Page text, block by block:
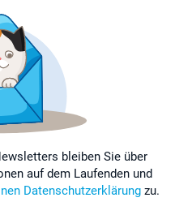
bleiben Sie über
auf dem Laufenden und
Datenschutzerklärung zu.